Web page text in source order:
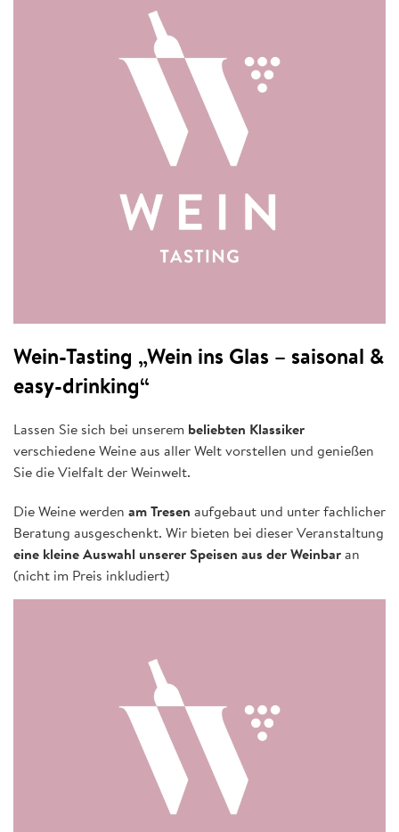
Wein-Tasting „Wein ins Glas – saisonal &
easy-drinking“
Lassen Sie sich bei unserem beliebten Klassiker
verschiedene Weine aus aller Welt vorstellen und genießen
Sie die Vielfalt der Weinwelt.
Die Weine werden am Tresen aufgebaut und unter fachlicher
Beratung ausgeschenkt. Wir bieten bei dieser Veranstaltung
eine kleine Auswahl unserer Speisen aus der Weinbaran
(nicht im Preis inkludiert)